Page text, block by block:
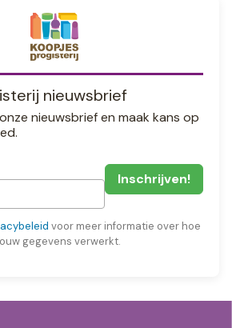
nieuwsbrief
nieuwsbrief en maak kans op
voor meer informatie over hoe
gegevens verwerkt.